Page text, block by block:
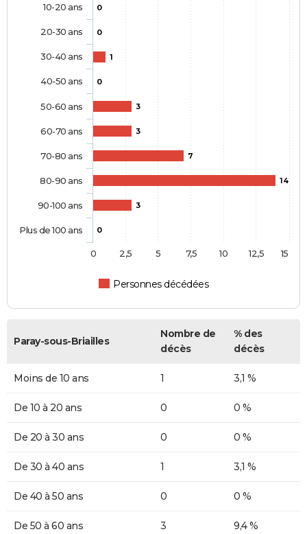
0
0
1
0
3
3
7
14
3
0
Personnes décédées
10-20 ans
20-30 ans
30-40 ans
40-50 ans
50-60 ans
60-70 ans
70-80 ans
80-90 ans
90-100 ans
Plus de 100 ans
0 2,5 5 7,5 10 12,5 15
Paray-sous-Briailles
Nombre de
décès
% des
décès
Moins de 10 ans 1 3,1 %
De 10 à 20 ans 0 0 %
De 20 à 30 ans 0 0 %
De 30 à 40 ans 1 3,1 %
De 40 à 50 ans 0 0 %
De 50 à 60 ans 3 9,4 %